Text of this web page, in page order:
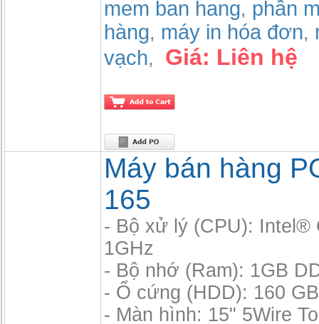
mem ban hang, phần
hàng, máy in hóa đơn,
vạch, Giá: Liên hệ
Máy bán hàng
165
- Bộ xử lý (CPU): Intel®
1GHz
- Bộ nhớ (Ram): 1GB
- Ổ cứng (HDD): 160
- Màn hình: 15" 5Wire